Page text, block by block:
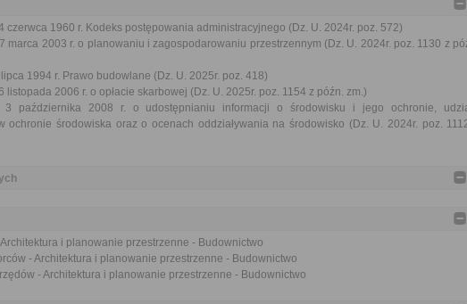
czerwca 1960 r. Kodeks postępowania administracyjnego (Dz. U. 2024r. poz. 572)
marca 2003 r. o planowaniu i zagospodarowaniu przestrzennym (Dz. U. 2024r. poz. 1130 z
1994 r. Prawo budowlane (Dz. U. 2025r. poz. 418)
listopada 2006 r. o opłacie skarbowej (Dz. U. 2025r. poz. 1154 z późn. zm.)
października 2008 r. o udostępnianiu informacji o środowisku i jego ochronie,
ochronie środowiska oraz o ocenach oddziaływania na środowisko (Dz. U. 2024r. poz.
i planowanie przestrzenne - Budownictwo
- Architektura i planowanie przestrzenne - Budownictwo
- Architektura i planowanie przestrzenne - Budownictwo